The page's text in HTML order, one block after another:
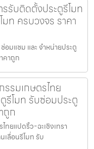
รับติดตั้งประตูรีโมท
ท ครบวงจร ราคา
มแซม และ จำหน่ายประตู
คาถูก
รมเกษตรไทย
รีโมท รับซ่อมประตู
ถูก
ทยแปดริ้ว-ฉะเชิงเทรา
เลื่อนรีโมท รับ